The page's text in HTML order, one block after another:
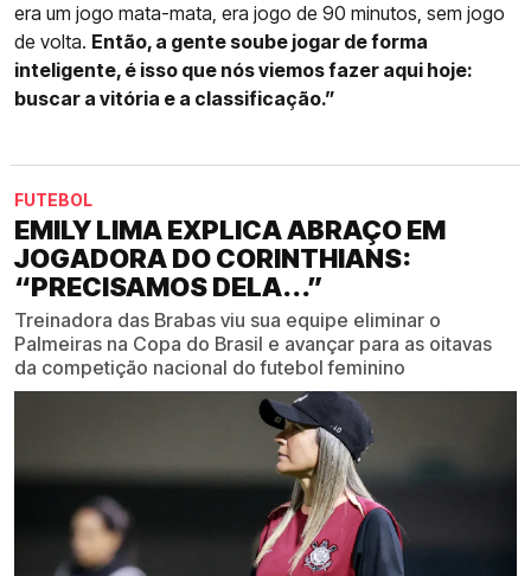
era um jogo mata-mata, era jogo de 90 minutos, sem jogo
de volta. Então, a gente soube jogar de forma
inteligente, é isso que nós viemos fazer aqui hoje:
buscar a vitória e a classificação.”
FUTEBOL
EMILY LIMA EXPLICA ABRAÇO EM
JOGADORA DO CORINTHIANS:
“PRECISAMOS DELA...”
Treinadora das Brabas viu sua equipe eliminar o
Palmeiras na Copa do Brasil e avançar para as oitavas
da competição nacional do futebol feminino